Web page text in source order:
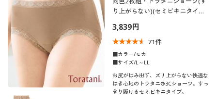
り上がらない)(セミビキニタイ
3,839円
71件
■カラー/モカ
■サイズ/L～LL
お尻がはみ出ず、ズリ上がらない快適な
はき心地のトラタニ®3Cショーツ。すっ
きり履けるセミビキニタイプ。